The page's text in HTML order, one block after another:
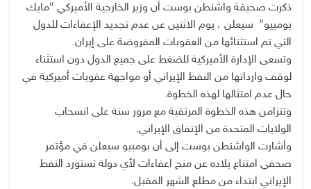
ذكرت صحيفة واشنطن بوست أن وزير الخارجية الأميركي “مايك
بومبيو” سيعلن ، يوم الاثنين عن عدم تجديد الإعفاءات للدول
التي تم استثنائها من العقوبات المفروضة على إيران.
وتسعى الإدارة الأميركية للضغط على جميع الدول دون استثناء
لوقف وارداتها من النفط الإيراني أو مواجهة عقوبات أميركية في
حال عدم امتثالها لهذه الخطوة.
وتتزامن هذه الخطوة المرتقبة مع مرور سنة على انسحاب
الولايات المتحدة من الإتفاق الإيراني.
وأشارت الواشنطن بوست إلى أن بومبيو سيعلن في مؤتمر
صحفي امتناع بلاده عن منح اعفاءات لأي دولة تستورد النفط
الإيراني ابتداء من مطلع الشهر المقبل.